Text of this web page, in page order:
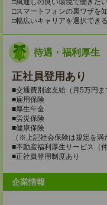
□風通しの良い環境で働きた
□スマートフォンの裏ワザを
□幅広いキャリアを選択でき
待遇・福利厚生
正社員登用あり
■交通費別途支給（月5万円ま
■雇用保険
■厚生年金
■労災保険
■健康保険
（※上記社会保険は規定を満
■不動産福利厚生サービス（
■正社員登用制度あり
企業情報